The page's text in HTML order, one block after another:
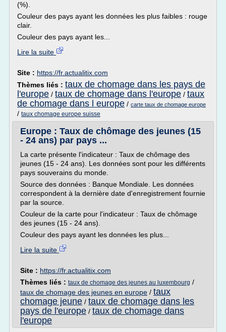
(%).
Couleur des pays ayant les données les plus faibles : rouge
clair.
Couleur des pays ayant les...
Lire la suite
Site : https://fr.actualitix.com
Thèmes liés : taux de chomage dans les pays de
l'europe / taux de chomage dans l'europe / taux
de chomage dans l europe / carte taux de chomage europe
/ taux chomage europe suisse
Europe : Taux de chômage des jeunes (15
- 24 ans) par pays ...
La carte présente l'indicateur : Taux de chômage des
jeunes (15 - 24 ans). Les données sont pour les différents
pays souverains du monde.
Source des données : Banque Mondiale. Les données
correspondent à la dernière date d'enregistrement fournie
par la source.
Couleur de la carte pour l'indicateur : Taux de chômage
des jeunes (15 - 24 ans).
Couleur des pays ayant les données les plus...
Lire la suite
Site : https://fr.actualitix.com
Thèmes liés : taux de chomage des jeunes au luxembourg /
taux de chomage des jeunes en europe / taux
chomage jeune / taux de chomage dans les
pays de l'europe / taux de chomage dans
l'europe